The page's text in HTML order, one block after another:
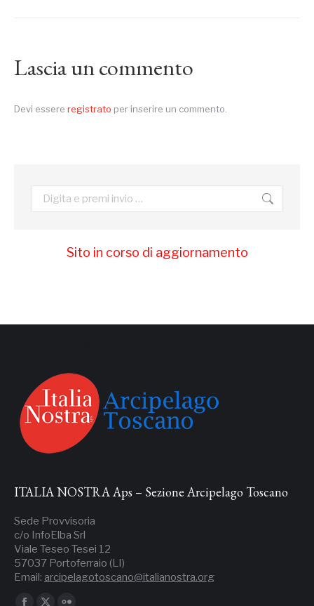
Lascia un commento
Devi essere registrato per inserire un commento.
Cerca:
Sito in corso di aggiornamento
ITALIA NOSTRA Aps – Sezione Arcipelago Toscano
Sede Provvisoria
c/o InfoElba Srl
Viale Teseo Tesei 12
57037 Portoferraio (LI)
Email: arcipelagotoscano@italianostra.org
Ci puoi trovare su: